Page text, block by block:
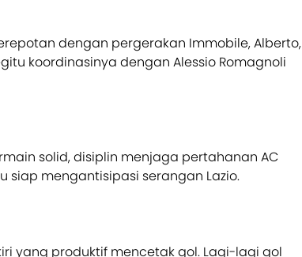
dengan pergerakan Immobile, Alberto,
koordinasinya dengan Alessio Romagnoli
solid, disiplin menjaga pertahanan AC
siap mengantisipasi serangan Lazio.
yang produktif mencetak gol. Lagi-lagi gol